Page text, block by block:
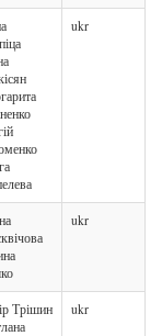
ukr
ukr
Трішин
ukr